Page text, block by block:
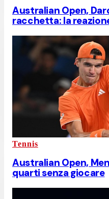
Australian Open,
racchetta: la
Tennis
Australian Open,
quarti senza giocare